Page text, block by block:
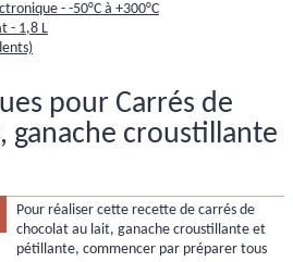
- -50°C à +300°C
- 1,8 L
pour Carrés de
ganache croustillante
Pour réaliser cette recette de carrés de
chocolat au lait, ganache croustillante et
pétillante, commencer par préparer tous